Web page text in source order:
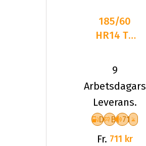
185/60
HR14 TL
KUMHO
SOLUS 4S
HA32
9
Arbetsdagars
Leverans.
D B 71
Fr. 711 kr